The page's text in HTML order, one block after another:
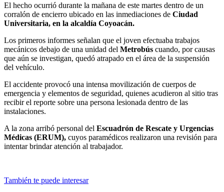
El hecho ocurrió durante la mañana de este martes dentro de un
corralón de encierro ubicado en las inmediaciones de Ciudad
Universitaria, en la alcaldía Coyoacán.
Los primeros informes señalan que el joven efectuaba trabajos
mecánicos debajo de una unidad del Metrobús cuando, por causas
que aún se investigan, quedó atrapado en el área de la suspensión
del vehículo.
El accidente provocó una intensa movilización de cuerpos de
emergencia y elementos de seguridad, quienes acudieron al sitio tras
recibir el reporte sobre una persona lesionada dentro de las
instalaciones.
A la zona arribó personal del Escuadrón de Rescate y Urgencias
Médicas (ERUM), cuyos paramédicos realizaron una revisión para
intentar brindar atención al trabajador.
También te puede interesar